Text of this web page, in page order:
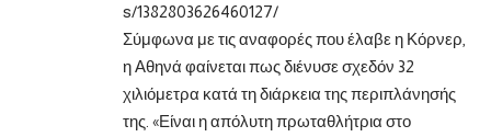
s/1382803626460127/
Σύμφωνα με τις αναφορές που έλαβε η Κόρνερ,
η Αθηνά φαίνεται πως διένυσε σχεδόν 32
χιλιόμετρα κατά τη διάρκεια της περιπλάνησής
της. «Είναι η απόλυτη πρωταθλήτρια στο